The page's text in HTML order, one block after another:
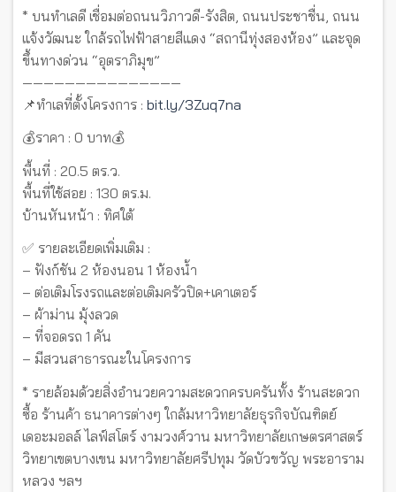
* บนทำเลดี เชื่อมต่อถนนวิภาวดี-รังสิต, ถนนประชาชื่น, ถนน
แจ้งวัฒนะ ใกล้รถไฟฟ้าสายสีแดง “สถานีทุ่งสองห้อง” และจุด
ขึ้นทางด่วน “อุตราภิมุข”
———————————————
📌ทำเลที่ตั้งโครงการ : bit.ly/3Zuq7na
💰ราคา : 0 บาท💰
พื้นที่ : 20.5 ตร.ว.
พื้นที่ใช้สอย : 130 ตร.ม.
บ้านหันหน้า : ทิศใต้
✅ รายละเอียดเพิ่มเติม :
– ฟังก์ชัน 2 ห้องนอน 1 ห้องน้ำ
– ต่อเติมโรงรถและต่อเติมครัวปิด+เคาเตอร์
– ผ้าม่าน มุ้งลวด
– ที่จอดรถ 1 คัน
– มีสวนสาธารณะในโครงการ
* รายล้อมด้วยสิ่งอำนวยความสะดวกครบครันทั้ง ร้านสะดวก
ซื้อ ร้านค้า ธนาคารต่างๆ ใกล้มหาวิทยาลัยธุรกิจบัณฑิตย์
เดอะมอลล์ ไลฟ์สโตร์ งามวงศ์วาน มหาวิทยาลัยเกษตรศาสตร์
วิทยาเขตบางเขน มหาวิทยาลัยศรีปทุม วัดบัวขวัญ พระอาราม
หลวง ฯลฯ